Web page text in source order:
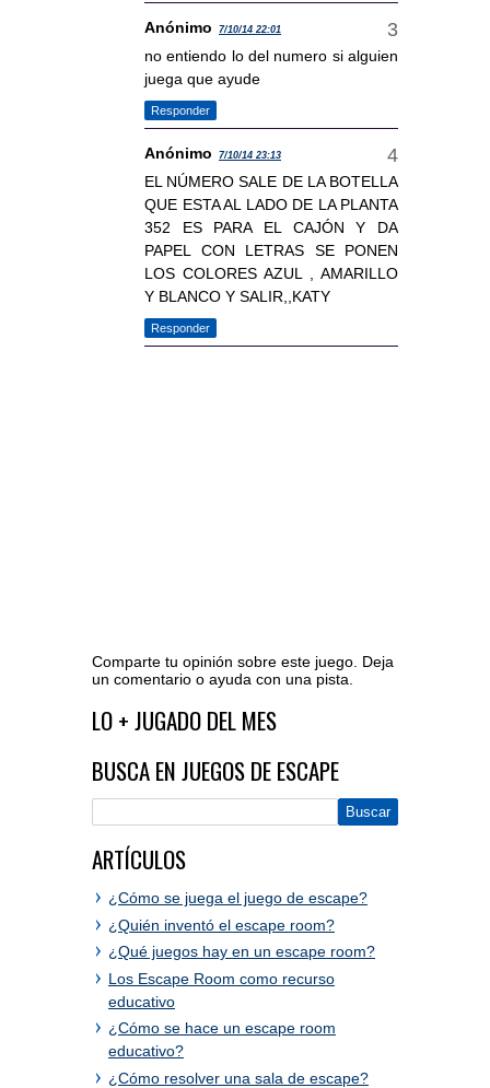
Anónimo 7/10/14 22:01
no entiendo lo del numero si alguien
juega que ayude
Responder
Anónimo 7/10/14 23:13
EL NÚMERO SALE DE LA BOTELLA
QUE ESTA AL LADO DE LA PLANTA
352 ES PARA EL CAJÓN Y DA
PAPEL CON LETRAS SE PONEN
LOS COLORES AZUL , AMARILLO
Y BLANCO Y SALIR,,KATY
Responder
Comparte tu opinión sobre este juego. Deja
un comentario o ayuda con una pista.
Ir al editor de comentarios
LO + JUGADO DEL MES
BUSCA EN JUEGOS DE ESCAPE
ARTÍCULOS
¿Cómo se juega el juego de escape?
¿Quién inventó el escape room?
¿Qué juegos hay en un escape room?
Los Escape Room como recurso
educativo
¿Cómo se hace un escape room
educativo?
¿Cómo resolver una sala de escape?